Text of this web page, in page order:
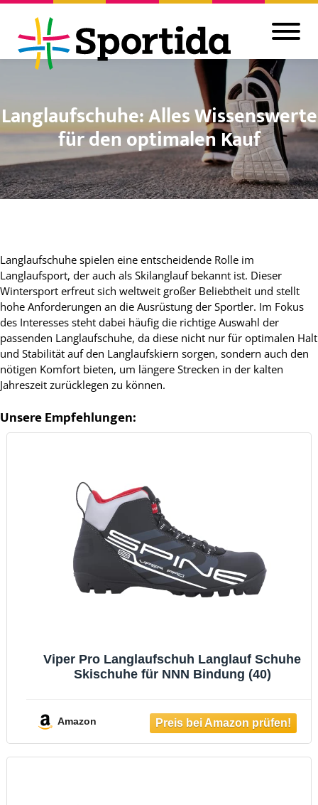
Langlaufschuhe: Alles Wissenswerte
für den optimalen Kauf
Langlaufschuhe spielen eine entscheidende Rolle im
Langlaufsport, der auch als Skilanglauf bekannt ist. Dieser
Wintersport erfreut sich weltweit großer Beliebtheit und stellt
hohe Anforderungen an die Ausrüstung der Sportler. Im Fokus
des Interesses steht dabei häufig die richtige Auswahl der
passenden Langlaufschuhe, da diese nicht nur für optimalen Halt
und Stabilität auf den Langlaufskiern sorgen, sondern auch den
nötigen Komfort bieten, um längere Strecken in der kalten
Jahreszeit zurücklegen zu können.
Unsere Empfehlungen:
Viper Pro Langlaufschuh Langlauf Schuhe
Skischuhe für NNN Bindung (40)
Amazon